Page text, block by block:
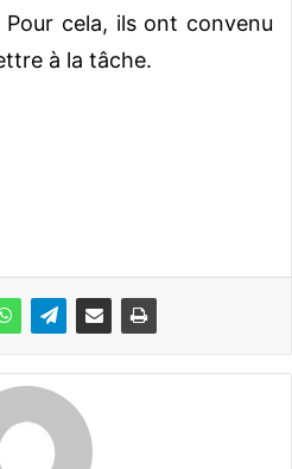
cela, ils ont convenu
à la tâche.